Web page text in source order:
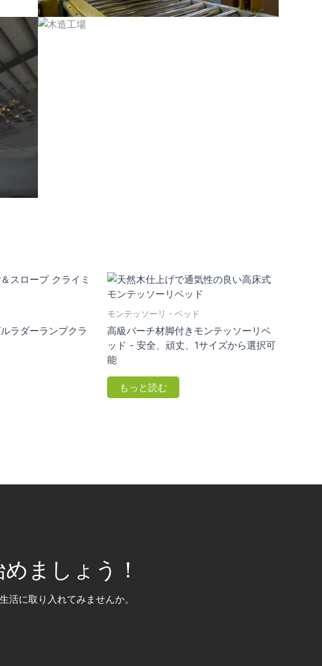
ラダーランプクラ
モンテッソーリ・ベッド
高級バーチ材脚付きモンテッソーリベ
ッド - 安全、頑丈、1サイズから選択可
能
もっと読む
ましょう！
に取り入れてみませんか。